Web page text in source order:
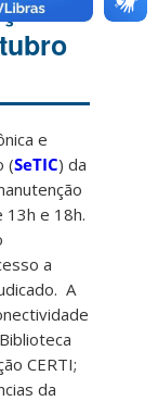
da
e
(SeTIC) da
13h e 18h.
a
A
CERTI;
da